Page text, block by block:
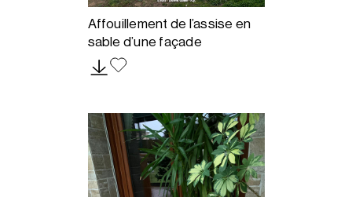
Affouillement de l’assise en
sable d’une façade